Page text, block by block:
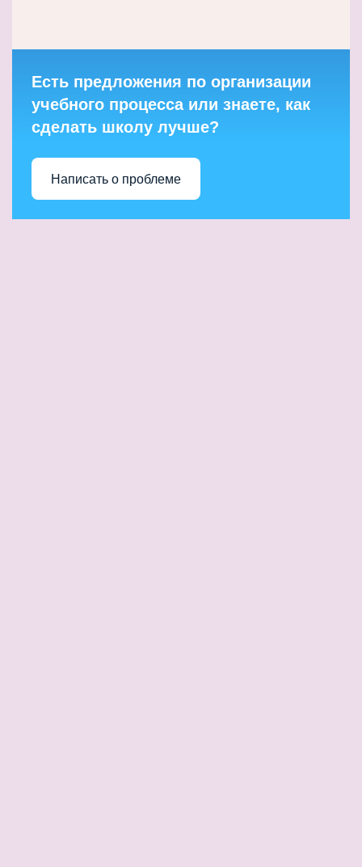
Есть предложения по организации
учебного процесса или знаете, как
сделать школу лучше?
Написать о проблеме